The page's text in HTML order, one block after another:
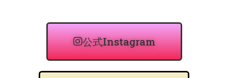
公式Instagram